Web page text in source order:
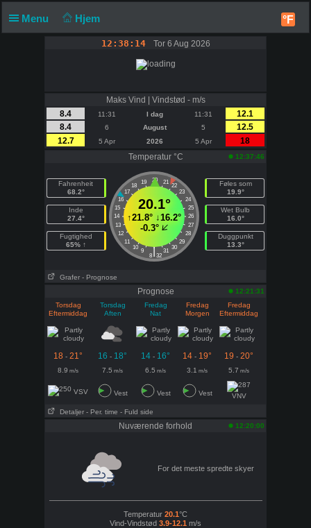
Menu Hjem °F
12:38:14 Tor 6 Aug 2026
Maks Vind | Vindstød - m/s
8.4
11:31 I dag 11:31
12.1
8.4
6 August 5
12.5
12.7
5 Apr 2026 5 Apr
18
Temperatur °C
12:37:46
Fahrenheit
68.2°
Inde
27.4°
Fugtighed
65% ↑
20
19 21
18
22
17
23
16
24
15
25
14
26
13
27
12
28
11
29
10
30
9 31
|
8 32
20.1°
↑21.8° ↓16.2°
-0.3°
Føles som
19.9°
Wet Bulb
16.0°
Duggpunkt
13.3°
Grafer - Prognose
Prognose
12:21:31
Torsdag
Eftermiddag
Torsdag
Aften
Fredag
Nat
Fredag
Morgen
Fredag
Eftermiddag
18 - 21° 16 - 18° 14 - 16° 14 - 19° 19 - 20°
8.9 m/s 7.5 m/s 6.5 m/s 3.1 m/s 5.7 m/s
VSV Vest Vest Vest VNV
Detaljer - Per. time - Fuld side
Nuværende forhold 12:20:00
For det meste spredte skyer
Temperatur 20.1°C
Vind-Vindstød 3.9-12.1 m/s